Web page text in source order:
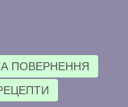
ПОВЕРНЕННЯ